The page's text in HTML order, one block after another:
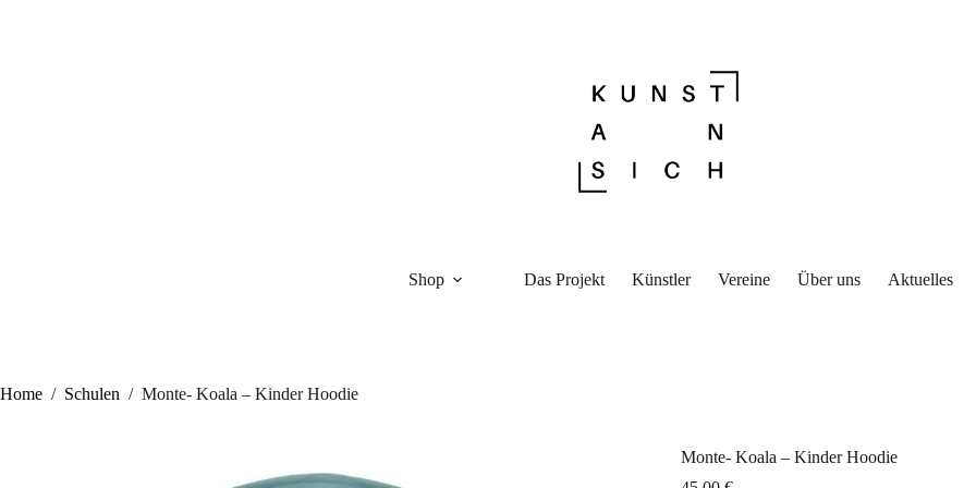
Shop Das Projekt Künstler Vereine Über uns Aktuelles
Home / Schulen / Monte- Koala – Kinder Hoodie
Monte- Koala – Kinder Hoodie